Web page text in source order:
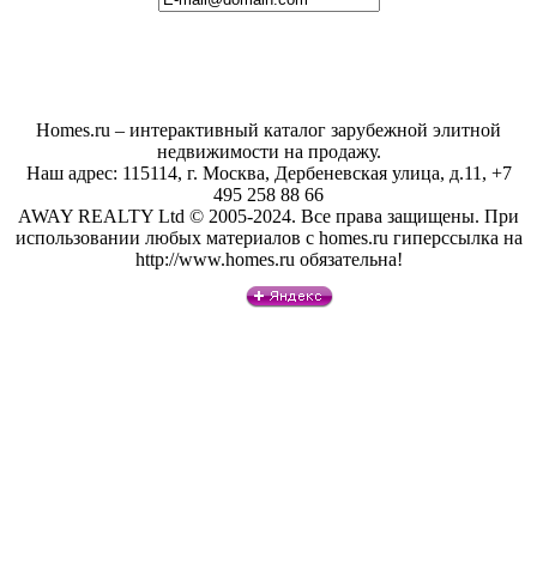
Homes.ru – интерактивный каталог зарубежной элитной
недвижимости на продажу.
Наш адрес: 115114, г. Москва, Дербеневская улица, д.11, +7
495 258 88 66
AWAY REALTY Ltd © 2005-2024. Все права защищены. При
использовании любых материалов с homes.ru гиперссылка на
http://www.homes.ru обязательна!